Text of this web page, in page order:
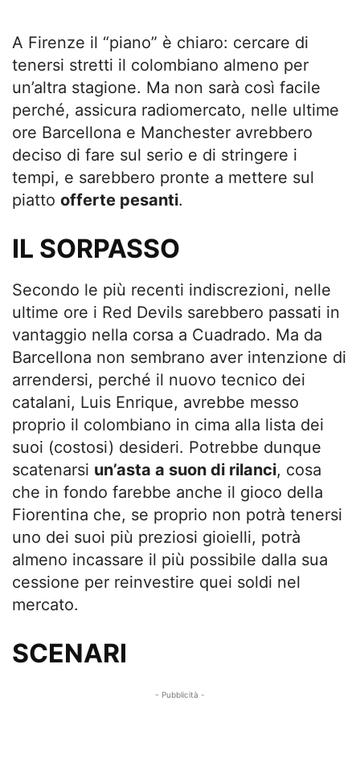
A Firenze il “piano” è chiaro: cercare di
tenersi stretti il colombiano almeno per
un’altra stagione. Ma non sarà così facile
perché, assicura radiomercato, nelle ultime
ore Barcellona e Manchester avrebbero
deciso di fare sul serio e di stringere i
tempi, e sarebbero pronte a mettere sul
piatto offerte pesanti.
IL SORPASSO
Secondo le più recenti indiscrezioni, nelle
ultime ore i Red Devils sarebbero passati in
vantaggio nella corsa a Cuadrado. Ma da
Barcellona non sembrano aver intenzione di
arrendersi, perché il nuovo tecnico dei
catalani, Luis Enrique, avrebbe messo
proprio il colombiano in cima alla lista dei
suoi (costosi) desideri. Potrebbe dunque
scatenarsi un’asta a suon di rilanci, cosa
che in fondo farebbe anche il gioco della
Fiorentina che, se proprio non potrà tenersi
uno dei suoi più preziosi gioielli, potrà
almeno incassare il più possibile dalla sua
cessione per reinvestire quei soldi nel
mercato.
SCENARI
- Pubblicità -